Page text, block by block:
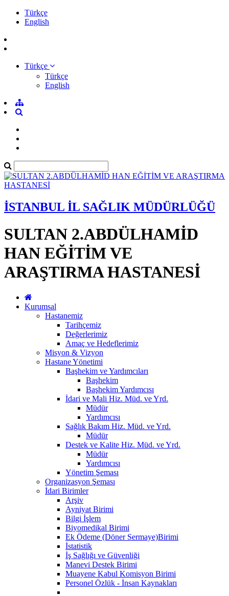
Türkçe
English
Türkçe
Türkçe
English
İSTANBUL İL SAĞLIK MÜDÜRLÜĞÜ
SULTAN 2.ABDÜLHAMİD
HAN EĞİTİM VE
ARAŞTIRMA HASTANESİ
Kurumsal
Hastanemiz
Tarihçemiz
Değerlerimiz
Amaç ve Hedeflerimiz
Misyon & Vizyon
Hastane Yönetimi
Başhekim ve Yardımcıları
Başhekim
Başhekim Yardımcısı
İdari ve Mali Hiz. Müd. ve Yrd.
Müdür
Yardımcısı
Sağlık Bakım Hiz. Müd. ve Yrd.
Müdür
Destek ve Kalite Hiz. Müd. ve Yrd.
Müdür
Yardımcısı
Yönetim Şeması
Organizasyon Şeması
İdari Birimler
Arşiv
Ayniyat Birimi
Bilgi İşlem
Biyomedikal Birimi
Ek Ödeme (Döner Sermaye)Birimi
İstatistik
İş Sağlığı ve Güvenliği
Manevi Destek Birimi
Muayene Kabul Komisyon Birimi
Personel Özlük - İnsan Kaynakları